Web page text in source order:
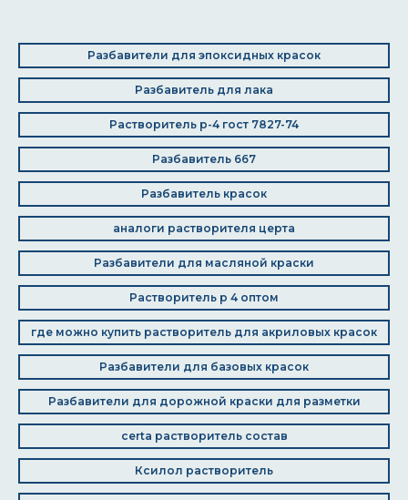
Разбавители для эпоксидных красок
Разбавитель для лака
Растворитель р-4 гост 7827-74
Разбавитель 667
Разбавитель красок
аналоги растворителя церта
Разбавители для масляной краски
Растворитель р 4 оптом
где можно купить растворитель для акриловых красок
Разбавители для базовых красок
Разбавители для дорожной краски для разметки
certa растворитель состав
Ксилол растворитель